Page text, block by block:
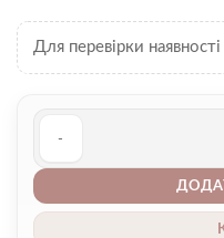
Для перевірки